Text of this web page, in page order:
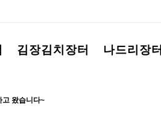
김장김치장터 나드리장터
고 왔습니다~